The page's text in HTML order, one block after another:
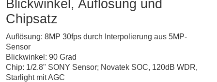
Blickwinkel, Auflösung und
Chipsatz
Auflösung: 8MP 30fps durch Interpolierung aus 5MP-
Sensor
Blickwinkel: 90 Grad
Chip: 1/2.8" SONY Sensor; Novatek SOC, 120dB WDR,
Starlight mit AGC